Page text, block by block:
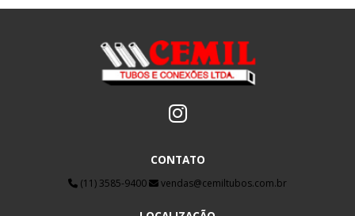
CONTATO
(11) 3585-9400 vendas@cemiltubos.com.br